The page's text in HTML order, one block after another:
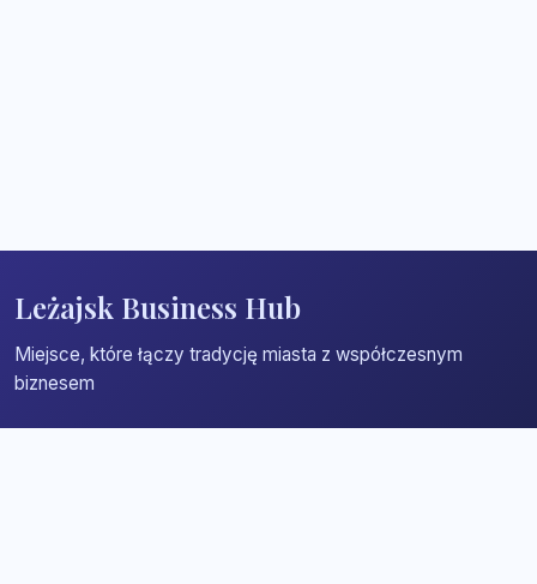
Leżajsk Business Hub
Miejsce, które łączy tradycję miasta z współczesnym
biznesem